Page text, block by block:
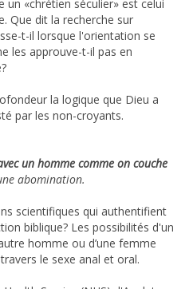
«chrétien séculier» est celui
Que dit la recherche sur
t-il lorsque l'orientation se
les approuve-t-il pas en
la logique que Dieu a
par les non-croyants.
un homme comme on couche
abomination.
scientifiques qui authentifient
biblique? Les possibilités d'un
homme ou d’une femme
le sexe anal et oral.